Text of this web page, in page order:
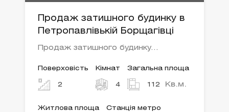
Продаж затишного будинку в
Петропавлівькій Борщагівці
Продаж затишного будинку…
Поверховість
2
Кімнат
4
Загальна площа
112 Кв.м.
Житлова площа Станція метро